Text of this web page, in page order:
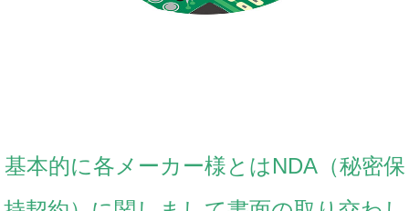
基本的に各メーカー様とはNDA（秘密保